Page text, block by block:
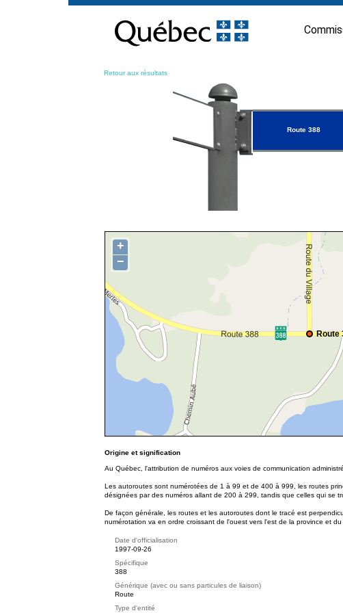
contenu
Retour aux résultats
Route 388
Route
+
−
Origine et signification
Au Québec, l'attribution de numéros aux voies de communication
Les autoroutes sont numérotées de 1 à 99 et de 400 à 999, les routes
désignées par des numéros allant de 200 à 299, tandis que celles qui se
De façon générale, les routes et les autoroutes dont le tracé est
numérotation va en ordre croissant de l'ouest vers l'est de la province et du
Date d'officialisation
1997-09-26
Spécifique
388
Générique (avec ou sans particules de liaison)
Route
Type d'entité